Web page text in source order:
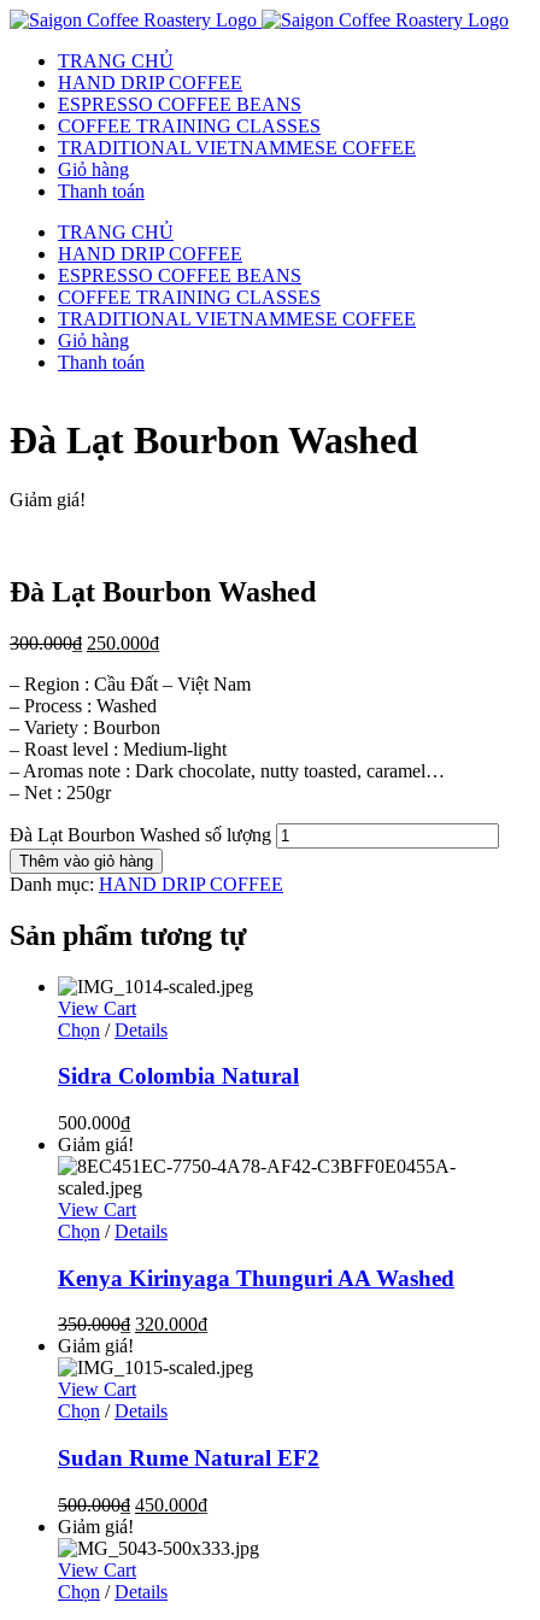
TRANG CHỦ
HAND DRIP COFFEE
ESPRESSO COFFEE BEANS
COFFEE TRAINING CLASSES
TRADITIONAL VIETNAMMESE COFFEE
Giỏ hàng
Thanh toán
TRANG CHỦ
HAND DRIP COFFEE
ESPRESSO COFFEE BEANS
COFFEE TRAINING CLASSES
TRADITIONAL VIETNAMMESE COFFEE
Giỏ hàng
Thanh toán
Đà Lạt Bourbon Washed
Giảm giá!
Đà Lạt Bourbon Washed
300.000₫ 250.000₫
– Region : Cầu Đất – Việt Nam
– Process : Washed
– Variety : Bourbon
– Roast level : Medium-light
– Aromas note : Dark chocolate, nutty toasted, caramel…
– Net : 250gr
Đà Lạt Bourbon Washed số lượng
Thêm vào giỏ hàng
Danh mục: HAND DRIP COFFEE
Sản phẩm tương tự
View Cart
Chọn / Details
Sidra Colombia Natural
500.000₫
Giảm giá!
View Cart
Chọn / Details
Kenya Kirinyaga Thunguri AA Washed
350.000₫ 320.000₫
Giảm giá!
View Cart
Chọn / Details
Sudan Rume Natural EF2
500.000₫ 450.000₫
Giảm giá!
View Cart
Chọn / Details